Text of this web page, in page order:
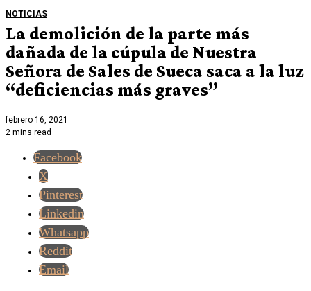
NOTICIAS
La demolición de la parte más
dañada de la cúpula de Nuestra
Señora de Sales de Sueca saca a la luz
“deficiencias más graves”
febrero 16, 2021
2 mins read
Facebook
X
Pinterest
Linkedin
Whatsapp
Reddit
Email